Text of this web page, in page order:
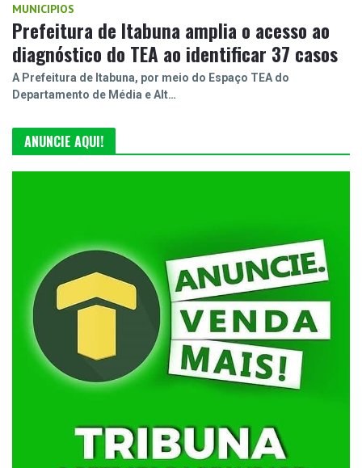
MUNICIPIOS
Prefeitura de Itabuna amplia o acesso ao
diagnóstico do TEA ao identificar 37 casos
A Prefeitura de Itabuna, por meio do Espaço TEA do
Departamento de Média e Alt…
ANUNCIE AQUI!